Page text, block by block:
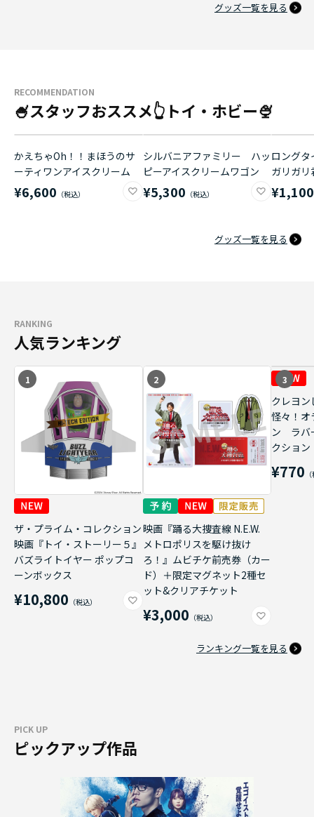
グッズ一覧を見る
RECOMMENDATION
🍧スタッフおススメ👆トイ・ホビー🍨
かえちゃOh！！まほうのサ
ーティワンアイスクリーム
¥6,600
シルバニアファミリー ハッ
ピーアイスクリームワゴン
¥5,300
ロング
ガリガ
¥1,100
グッズ一覧を見る
RANKING
人気ランキング
1
ザ・プライム・コレクション
映画『トイ・ストーリー５』
バズライトイヤー ポップコ
ーンボックス
¥10,800
2
映画『踊る大捜査線 N.E.W.
メトロポリスを駆け抜け
ろ！』ムビチケ前売券（カー
ド）＋限定マグネット2種セ
ット&クリアチケット
¥3,000
3
クレヨン
怪々！オ
ン ラバ
クショ
¥770
ランキング一覧を見る
PICK UP
ピックアップ作品